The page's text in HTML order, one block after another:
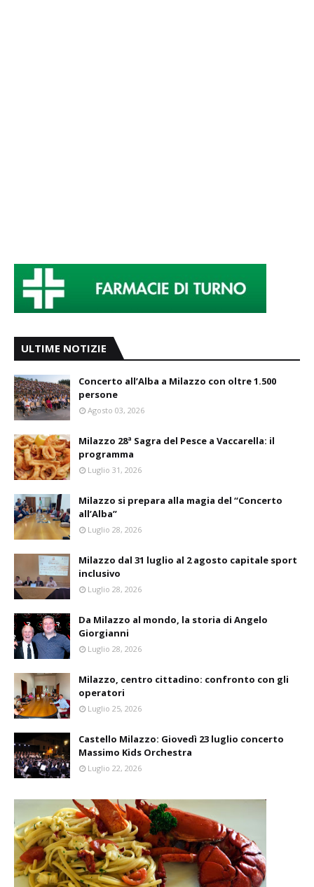
ULTIME NOTIZIE
Concerto all’Alba a Milazzo con oltre 1.500
persone
Agosto 03, 2026
Milazzo 28ª Sagra del Pesce a Vaccarella: il
programma
Luglio 31, 2026
Milazzo si prepara alla magia del “Concerto
all’Alba”
Luglio 28, 2026
Milazzo dal 31 luglio al 2 agosto capitale sport
inclusivo
Luglio 28, 2026
Da Milazzo al mondo, la storia di Angelo
Giorgianni
Luglio 28, 2026
Milazzo, centro cittadino: confronto con gli
operatori
Luglio 25, 2026
Castello Milazzo: Giovedì 23 luglio concerto
Massimo Kids Orchestra
Luglio 22, 2026